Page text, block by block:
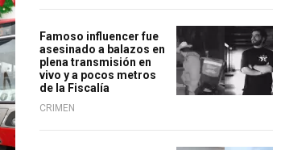
Famoso influencer fue
asesinado a balazos en
plena transmisión en
vivo y a pocos metros
de la Fiscalía
CRIMEN